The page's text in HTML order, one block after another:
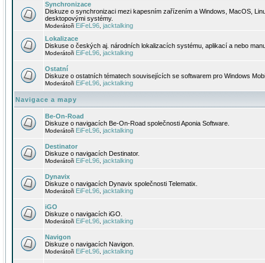
Synchronizace
Diskuze o synchronizaci mezi kapesním zařízením a Windows, MacOS,
desktopovými systémy.
Moderátoři EiFeL96 jacktalking
Lokalizace
Diskuse o českých aj. národních lokalizacích systému, aplikací a nebo
Moderátoři EiFeL96 jacktalking
Ostatní
Diskuze o ostatních tématech souvisejících se softwarem pro Windows
Moderátoři EiFeL96 jacktalking
Navigace a mapy
Be-On-Road
Diskuze o navigacích Be-On-Road společnosti Aponia Software.
Moderátoři EiFeL96 jacktalking
Destinator
Diskuze o navigacích Destinator.
Moderátoři EiFeL96 jacktalking
Dynavix
Diskuze o navigacích Dynavix společnosti Telematix.
Moderátoři EiFeL96 jacktalking
iGO
Diskuze o navigacích iGO.
Moderátoři EiFeL96 jacktalking
Navigon
Diskuze o navigacích Navigon.
Moderátoři EiFeL96 jacktalking